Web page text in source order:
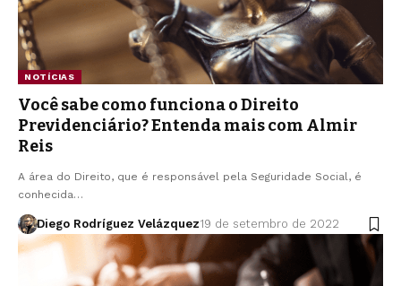
NOTÍCIAS
Você sabe como funciona o Direito
Previdenciário? Entenda mais com Almir
Reis
A área do Direito, que é responsável pela Seguridade Social, é
conhecida…
Diego Rodríguez Velázquez19 de setembro de 2022